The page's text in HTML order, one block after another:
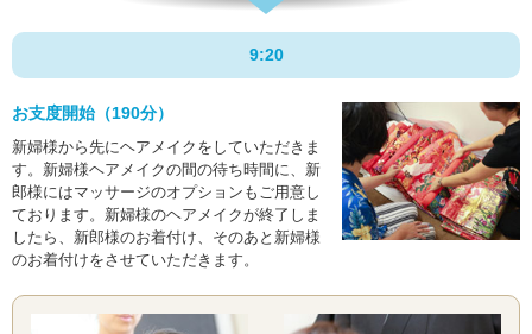
9:20
お支度開始（190分）
新婦様から先にヘアメイクをしていただきま
す。新婦様ヘアメイクの間の待ち時間に、新
郎様にはマッサージのオプションもご用意し
ております。新婦様のヘアメイクが終了しま
したら、新郎様のお着付け、そのあと新婦様
のお着付けをさせていただきます。